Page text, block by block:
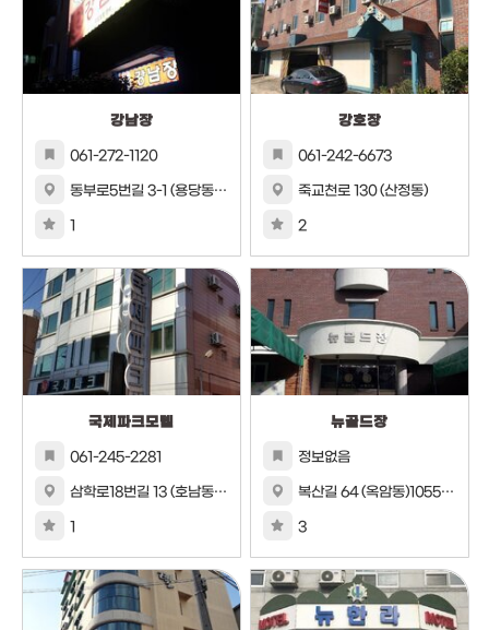
강남장
061-272-1120
동부로5번길 3-1 (용당동)1044번지 46호
1
강호장
061-242-6673
죽교천로 130 (산정동)
2
국제파크모텔
061-245-2281
삼학로18번길 13 (호남동)12번지 10호
1
뉴골드장
정보없음
복산길 64 (옥암동)1055번지 1호
3